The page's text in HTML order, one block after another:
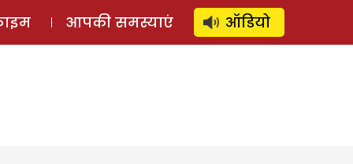
लॉग इन ⚲ SUBSCRIBE
आपकी समस्याएं ऑडियो